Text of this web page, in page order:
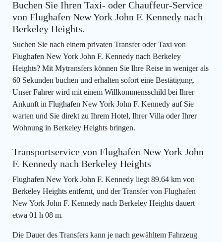
Buchen Sie Ihren Taxi- oder Chauffeur-Service
von Flughafen New York John F. Kennedy nach
Berkeley Heights.
Suchen Sie nach einem privaten Transfer oder Taxi von
Flughafen New York John F. Kennedy nach Berkeley
Heights? Mit Mytransfers können Sie Ihre Reise in weniger als
60 Sekunden buchen und erhalten sofort eine Bestätigung.
Unser Fahrer wird mit einem Willkommensschild bei Ihrer
Ankunft in Flughafen New York John F. Kennedy auf Sie
warten und Sie direkt zu Ihrem Hotel, Ihrer Villa oder Ihrer
Wohnung in Berkeley Heights bringen.
Transportservice von Flughafen New York John
F. Kennedy nach Berkeley Heights
Flughafen New York John F. Kennedy liegt 89.64 km von
Berkeley Heights entfernt, und der Transfer von Flughafen
New York John F. Kennedy nach Berkeley Heights dauert
etwa 01 h 08 m.
Die Dauer des Transfers kann je nach gewähltem Fahrzeug